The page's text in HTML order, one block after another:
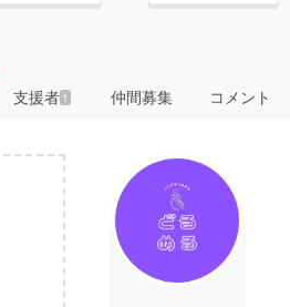
支援者 1 仲間募集 コメント